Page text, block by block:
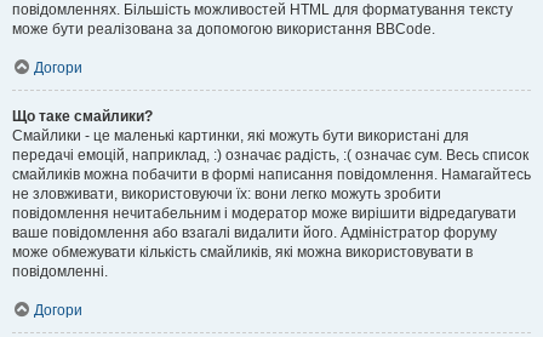
повідомленнях. Більшість можливостей HTML для форматування тексту
може бути реалізована за допомогою використання BBCode.
Догори
Що таке смайлики?
Смайлики - це маленькі картинки, які можуть бути використані для
передачі емоцій, наприклад, :) означає радість, :( означає сум. Весь список
смайликів можна побачити в формі написання повідомлення. Намагайтесь
не зловживати, використовуючи їх: вони легко можуть зробити
повідомлення нечитабельним і модератор може вирішити відредагувати
ваше повідомлення або взагалі видалити його. Адміністратор форуму
може обмежувати кількість смайликів, які можна використовувати в
повідомленні.
Догори